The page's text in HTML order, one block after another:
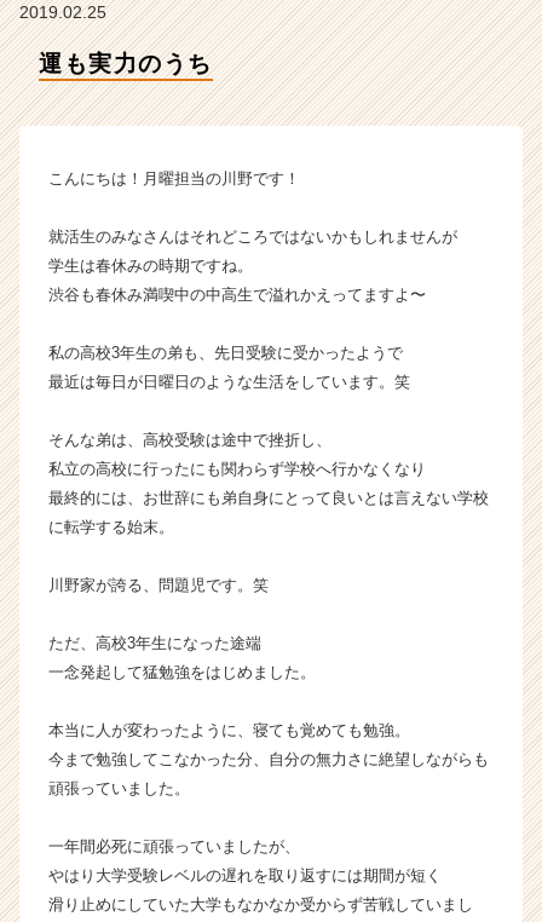
か
ス
ウ
が
届
く
就
サ
イ
チ
ア
ャ
（C
a
r
r）
2019.02.25
運も実力のうち
こんにちは！月曜担当の川野です！
就活生のみなさんはそれどころではないかもしれませんが
学生は春休みの時期ですね。
渋谷も春休み満喫中の中高生で溢れかえってますよ〜
私の高校3年生の弟も、先日受験に受かったようで
最近は毎日が日曜日のような生活をしています。笑
そんな弟は、高校受験は途中で挫折し、
私立の高校に行ったにも関わらず学校へ行かなくなり
最終的には、お世辞にも弟自身にとって良いとは言えない学校
に転学する始末。
川野家が誇る、問題児です。笑
ただ、高校3年生になった途端
一念発起して猛勉強をはじめました。
本当に人が変わったように、寝ても覚めても勉強。
今まで勉強してこなかった分、自分の無力さに絶望しながらも
頑張っていました。
一年間必死に頑張っていましたが、
やはり大学受験レベルの遅れを取り返すには期間が短く
滑り止めにしていた大学もなかなか受からず苦戦していまし